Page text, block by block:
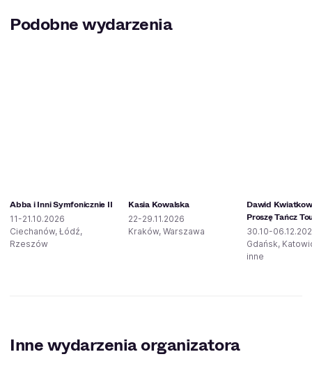
Podobne wydarzenia
Abba i Inni Symfonicznie II
11-21.10.2026
Ciechanów, Łódź,
Rzeszów
Kasia Kowalska
22-29.11.2026
Kraków, Warszawa
Dawid
Proszę Tańcz
30.10-
Gdańsk,
inne
Inne wydarzenia organizatora